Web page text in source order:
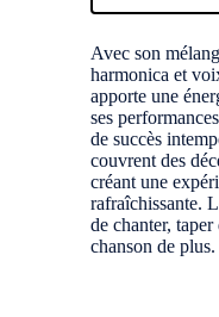
Avec son
harmonica et
apporte une
ses
de succès
couvrent des
créant une
rafraîchissante.
de chanter,
chanson de plus.